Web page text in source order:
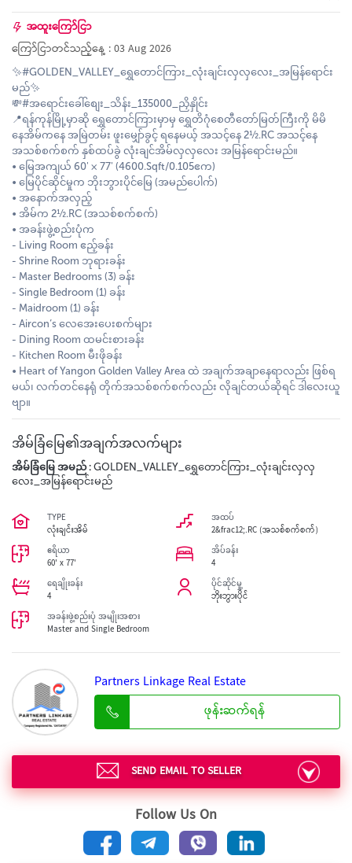
အထူးကြော်ငြာ
ကြော်ငြာတင်သည့်နေ့ : 03 Aug 2026
✨#GOLDEN_VALLEY_ရွှေတောင်ကြား_လုံးချင်းလှလှလေး_အမြန်ရောင်း
မည်✨
💸#အရောင်းခေါ်စျေး_သိန်း_135000_ညှိနှိုင်း
📍ရန်ကုန်မြို့မှာဆို ရွှေတောင်ကြားမှာမှ ရွှေတိဂုံစေတီတော်မြတ်ကြီးကို မိမိ
နေအိမ်ကနေ အမြဲတမ်း ဖူးမျှော်ခွင့် ရနေမယ့် အသင့်နေ 2½.RC အသင့်နေ
အသစ်စက်စက် နှစ်ထပ်ခွဲ လုံးချင်အိမ်လှလှလေး အမြန်ရောင်းမည်။
• မြေအကျယ် 60' × 77' (4600.Sqft/0.105ဧက)
• မြေပိုင်ဆိုင်မှုက ဘိုးဘွားပိုင်မြေ (အမည်ပေါက်)
• အနောက်အလှည့်
• အိမ်က 2½.RC (အသစ်စက်စက်)
• အခန်းဖွဲ့စည်းပုံက
- Living Room ဧည့်ခန်း
- Shrine Room ဘုရားခန်း
- Master Bedrooms (3) ခန်း
- Single Bedroom (1) ခန်း
- Maidroom (1) ခန်း
- Aircon’s လေအေးပေးစက်များ
- Dining Room ထမင်းစားခန်း
- Kitchen Room မီးဖိုခန်း
• Heart of Yangon Golden Valley Area ထဲ အချက်အချာနေရာလည်း ဖြစ်ရ
မယ်၊ လက်တင်နေရုံ တိုက်အသစ်စက်စက်လည်း လိုချင်တယ်ဆိုရင် ဒါလေးယူ
ဗျာ။
အိမ်ခြံမြေ၏အချက်အလက်များ
အိမ်ခြံမြေ အမည် : GOLDEN_VALLEY_ရွှေတောင်ကြား_လုံးချင်းလှလှ
လေး_အမြန်ရောင်းမည်
TYPE
လုံးချင်းအိမ်
အထပ်
2&frac12;.RC (အသစ်စက်စက်)
ဧရိယာ
60' x 77'
အိပ်ခန်း
4
ရေချိုးခန်း
4
ပိုင်ဆိုင်မှု့
ဘိုးဘွားပိုင်
အခန်းဖွဲ့စည်းပုံ အမျိုးအစား
Master and Single Bedroom
Partners Linkage Real Estate
ဖုန်းဆက်ရန်
SEND EMAIL TO SELLER
Follow Us On